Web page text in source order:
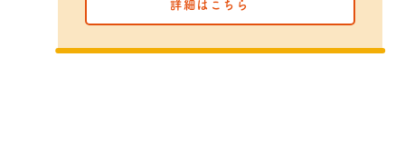
詳細はこちら